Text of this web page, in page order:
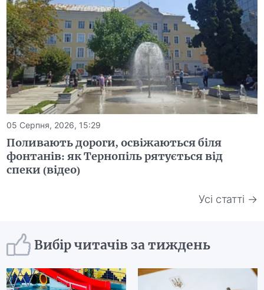
05 Серпня, 2026, 15:29
Поливають дороги, освіжаються біля
фонтанів: як Тернопіль рятується від
спеки (відео)
Усі статті →
Вибір читачів за тиждень